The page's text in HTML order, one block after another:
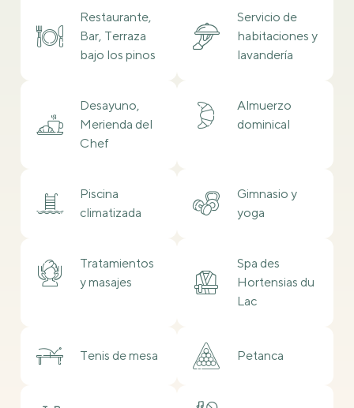
Restaurante,
Bar, Terraza
bajo los pinos
Servicio de
habitaciones y
lavandería
Desayuno,
Merienda del
Chef
Almuerzo
dominical
Piscina
climatizada
Gimnasio y
yoga
Tratamientos
y masajes
Spa des
Hortensias du
Lac
Tenis de mesa Petanca